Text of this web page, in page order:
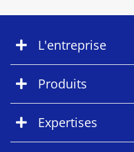
L'entreprise
Produits
Expertises